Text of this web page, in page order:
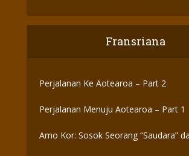
Fransriana
Perjalanan Ke Aotearoa – Part 2
Perjalanan Menuju Aotearoa – Part 1
Amo Kor: Sosok Seorang “Saudara”